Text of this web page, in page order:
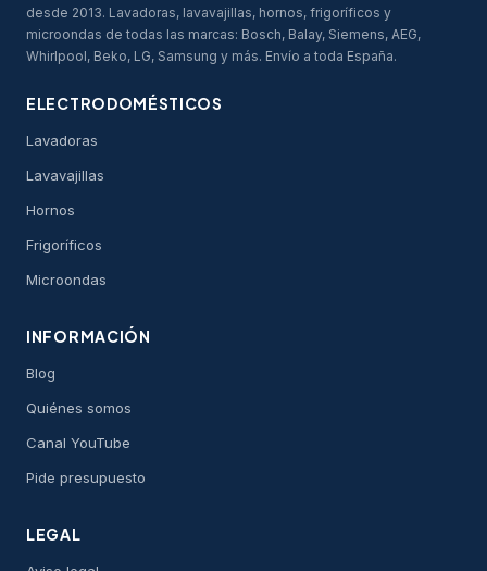
desde 2013. Lavadoras, lavavajillas, hornos, frigoríficos y
microondas de todas las marcas: Bosch, Balay, Siemens, AEG,
Whirlpool, Beko, LG, Samsung y más. Envío a toda España.
ELECTRODOMÉSTICOS
Lavadoras
Lavavajillas
Hornos
Frigoríficos
Microondas
INFORMACIÓN
Blog
Quiénes somos
Canal YouTube
Pide presupuesto
LEGAL